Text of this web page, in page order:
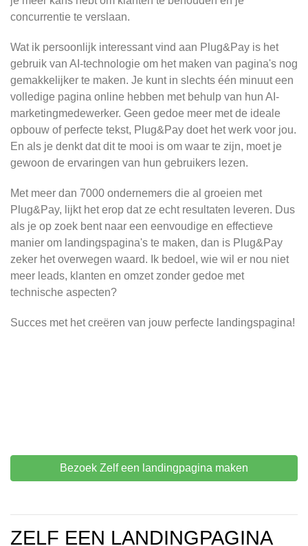
concurrentie te verslaan.
Wat ik persoonlijk interessant vind aan Plug&Pay is het
gebruik van AI-technologie om het maken van pagina's nog
gemakkelijker te maken. Je kunt in slechts één minuut een
volledige pagina online hebben met behulp van hun AI-
marketingmedewerker. Geen gedoe meer met de ideale
opbouw of perfecte tekst, Plug&Pay doet het werk voor jou.
En als je denkt dat dit te mooi is om waar te zijn, moet je
gewoon de ervaringen van hun gebruikers lezen.
Met meer dan 7000 ondernemers die al groeien met
Plug&Pay, lijkt het erop dat ze echt resultaten leveren. Dus
als je op zoek bent naar een eenvoudige en effectieve
manier om landingspagina's te maken, dan is Plug&Pay
zeker het overwegen waard. Ik bedoel, wie wil er nou niet
meer leads, klanten en omzet zonder gedoe met
technische aspecten?
Succes met het creëren van jouw perfecte landingspagina!
Bezoek Zelf een landingpagina maken
ZELF EEN LANDINGPAGINA